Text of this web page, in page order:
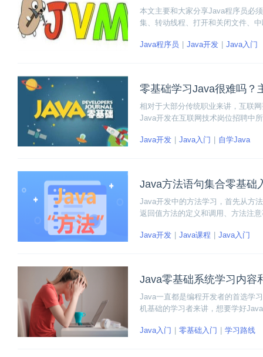
本文主要和大家分享Java程序员必
集、转动线程、打开和关闭文件、
Java程序员
Java开发 Java入门
零基础学习Java很难吗？
相对于大部分传统职业来讲，互联
Java开发在互联网技术岗位招聘中
位。那零基础学习Java难吗？主要
Java开发 Java入门 自学Java
Java方法语句集合零基础
Java开发中的方法学习，首先从方
返回值方法的定义和调用、方法注
Java开发 Java课程 Java入门
Java零基础系统学习内容
Java一直都是编程开发者的首选学
机基础的学习者来讲，想要学好
径的时候有一个参考。
Java入门 零基础入门 学习路线